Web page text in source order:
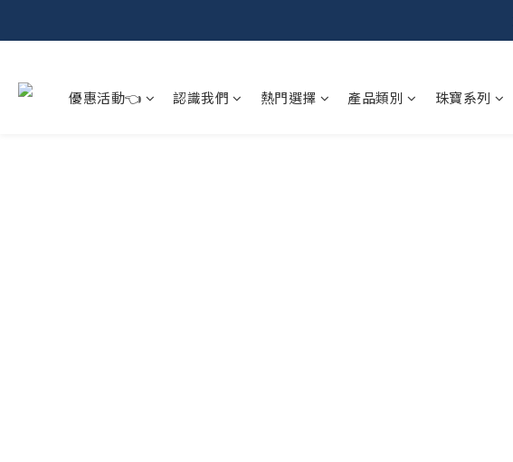
優惠活動👈 認識我們 熱門選擇 產品類別 珠寶系列